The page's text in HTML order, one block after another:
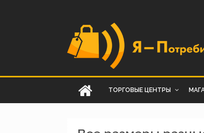
ТОРГОВЫЕ ЦЕНТРЫ